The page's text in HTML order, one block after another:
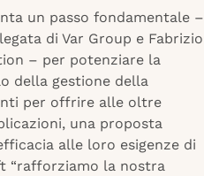
un passo fondamentale –
di Var Group e Fabrizio
– per potenziare la
della gestione della
per offrire alle oltre
una proposta
alle loro esigenze di
“rafforziamo la nostra